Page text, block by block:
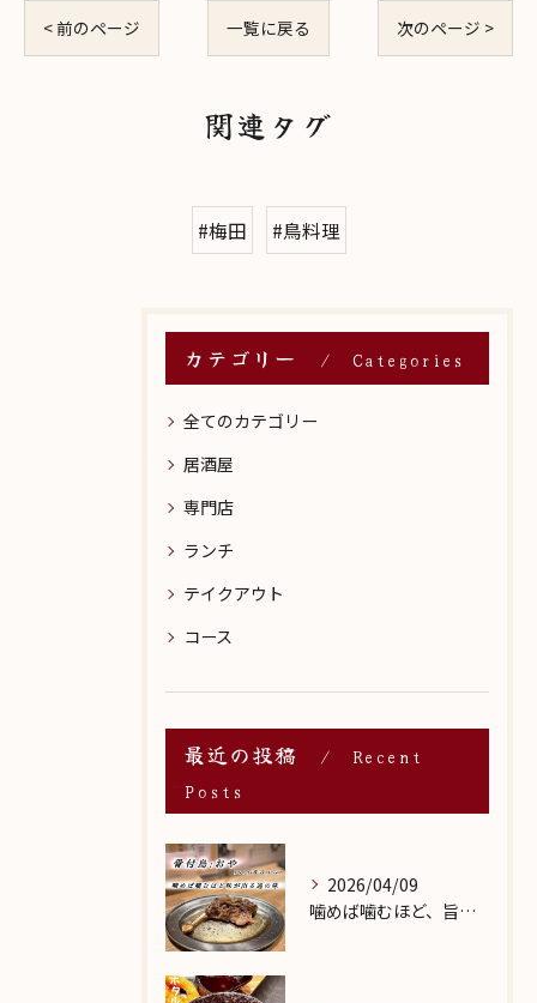
< 前のページ 一覧に戻る 次のページ >
関連タグ
#梅田 #鳥料理
カテゴリー Categories
全てのカテゴリー
居酒屋
専門店
ランチ
テイクアウト
コース
最近の投稿
Recent
Posts
2026/04/09
噛めば噛むほど、旨みがあふれる。